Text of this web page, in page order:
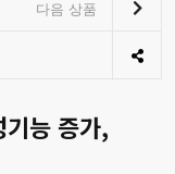
다음 상품
능 증가,